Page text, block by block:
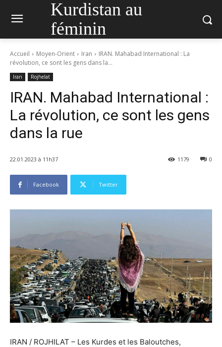
Kurdistan au
féminin
Accueil Moyen-Orient Iran
IRAN. Mahabad International : La
révolution, ce sont les gens dans la...
Iran Rojhelat
IRAN. Mahabad International :
La révolution, ce sont les gens
dans la rue
22.01.2023 à 11h37 0
1179
Facebook Twitter
IRAN / ROJHILAT – Les Kurdes et les Baloutches,